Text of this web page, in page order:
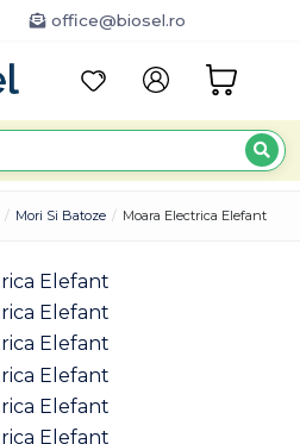
office@biosel.ro
Mori Si Batoze Moara Electrica Elefant EM-